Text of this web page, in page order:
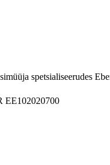
spetsialiseerudes
EE102020700